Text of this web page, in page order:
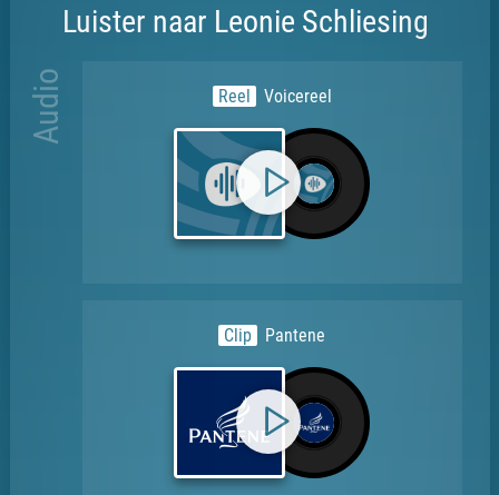
Luister naar Leonie Schliesing
Audio Reel Voicereel
Clip Pantene